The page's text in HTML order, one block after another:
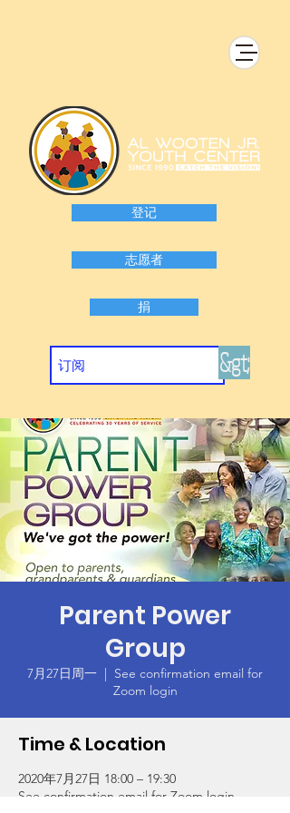
登记
志愿者
捐
&gt;
Parent Power
Group
7月27日周一
  |
See confirmation email for
Zoom login
Time & Location
2020年7月27日 18:00 – 19:30
See confirmation email for Zoom login